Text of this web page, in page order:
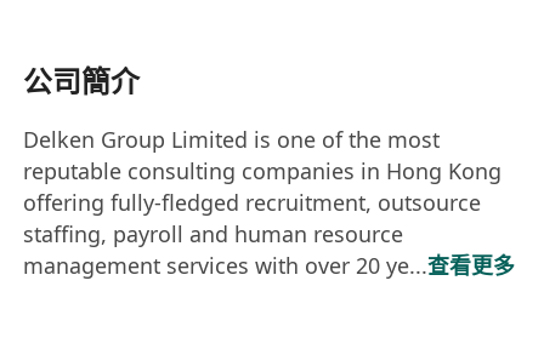
公司簡介
Delken Group Limited is one of the most
reputable consulting companies in Hong Kong
offering fully-fledged recruitment, outsource
staffing, payroll and human resource
management services with over 20 ye...查看更多